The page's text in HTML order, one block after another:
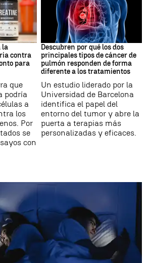
la
contra
para
que
podría
a
los
Por
se
con
Cáncer de pulmón
Descubren por qué los dos
principales tipos de cáncer de
pulmón responden de forma
diferente a los tratamientos
Un estudio liderado por la
Universidad de Barcelona
identifica el papel del
entorno del tumor y abre la
puerta a terapias más
personalizadas y eficaces.